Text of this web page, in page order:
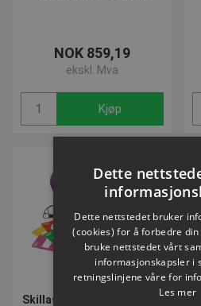
NOK 859,19
ekskl. Mva
Kjøp
Skillastics™ ON THE MOVE
Dette
Dette nettstedet bruker
(cookies) for å forbedre
bruke nettstedet vårt
informasjonskapsler i
retningslinjene våre for
Les mer